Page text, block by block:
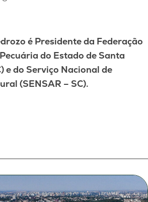
é Presidente da Federação
do Estado de Santa
e do Serviço Nacional de
(SENSAR – SC).